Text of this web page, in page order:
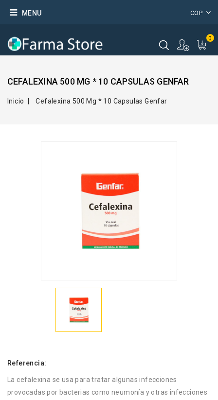
COP
MENU
0
CEFALEXINA 500 MG * 10 CAPSULAS GENFAR
Inicio Cefalexina 500 Mg * 10 Capsulas Genfar
Referencia:
La cefalexina se usa para tratar algunas infecciones
provocadas por bacterias como neumonía y otras infecciones